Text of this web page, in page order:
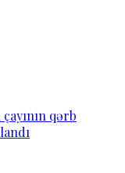
qərb